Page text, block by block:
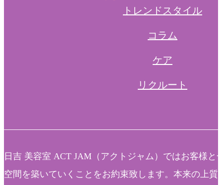
トレンドスタイル
コラム
ケア
リクルート
日吉 美容室 ACT JAM（アクトジャム）ではお客様と
空間を築いていくことをお約束致します。本来の上質